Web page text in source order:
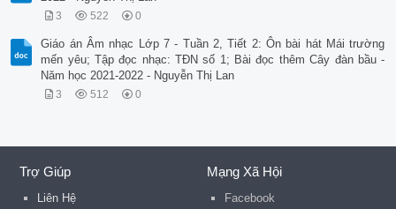
3 522 0
Giáo án Âm nhạc Lớp 7 - Tuần 2, Tiết 2: Ôn bài hát Mái trường
mến yêu; Tập đọc nhạc: TĐN số 1; Bài đọc thêm Cây đàn bầu -
Năm học 2021-2022 - Nguyễn Thị Lan
3 512 0
Trợ Giúp
Liên Hệ
Mạng Xã Hội
Facebook